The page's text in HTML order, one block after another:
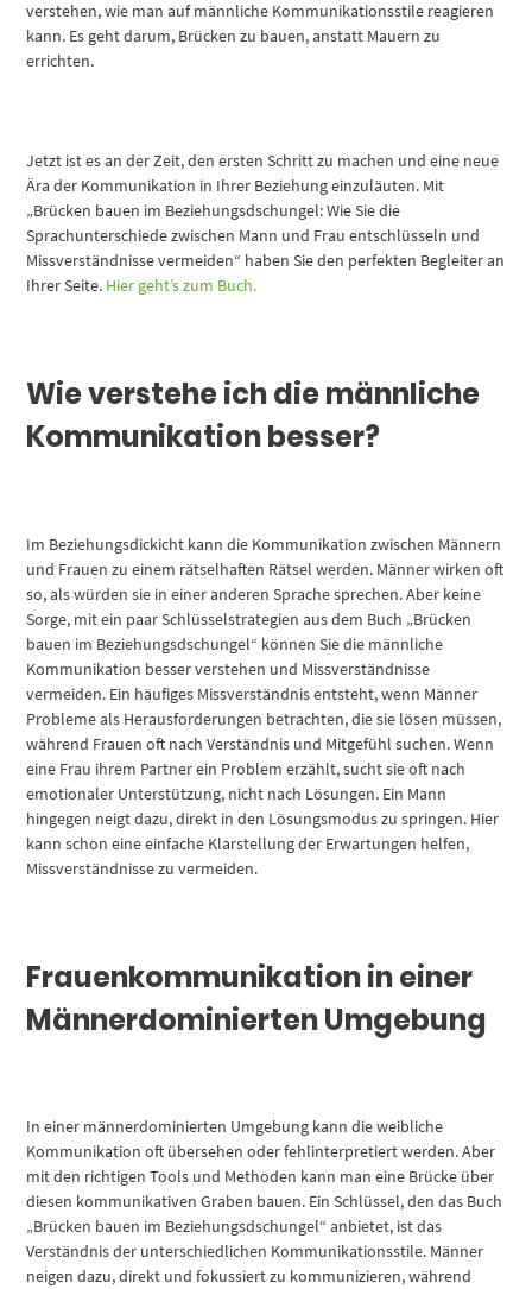
verstehen, wie man auf männliche Kommunikationsstile reagieren
kann. Es geht darum, Brücken zu bauen, anstatt Mauern zu
errichten.
Jetzt ist es an der Zeit, den ersten Schritt zu machen und eine neue
Ära der Kommunikation in Ihrer Beziehung einzuläuten. Mit
„Brücken bauen im Beziehungsdschungel: Wie Sie die
Sprachunterschiede zwischen Mann und Frau entschlüsseln und
Missverständnisse vermeiden“ haben Sie den perfekten Begleiter an
Ihrer Seite. Hier geht’s zum Buch.
Wie verstehe ich die männliche
Kommunikation besser?
Im Beziehungsdickicht kann die Kommunikation zwischen Männern
und Frauen zu einem rätselhaften Rätsel werden. Männer wirken oft
so, als würden sie in einer anderen Sprache sprechen. Aber keine
Sorge, mit ein paar Schlüsselstrategien aus dem Buch „Brücken
bauen im Beziehungsdschungel“ können Sie die männliche
Kommunikation besser verstehen und Missverständnisse
vermeiden. Ein häufiges Missverständnis entsteht, wenn Männer
Probleme als Herausforderungen betrachten, die sie lösen müssen,
während Frauen oft nach Verständnis und Mitgefühl suchen. Wenn
eine Frau ihrem Partner ein Problem erzählt, sucht sie oft nach
emotionaler Unterstützung, nicht nach Lösungen. Ein Mann
hingegen neigt dazu, direkt in den Lösungsmodus zu springen. Hier
kann schon eine einfache Klarstellung der Erwartungen helfen,
Missverständnisse zu vermeiden.
Frauenkommunikation in einer
Männerdominierten Umgebung
In einer männerdominierten Umgebung kann die weibliche
Kommunikation oft übersehen oder fehlinterpretiert werden. Aber
mit den richtigen Tools und Methoden kann man eine Brücke über
diesen kommunikativen Graben bauen. Ein Schlüssel, den das Buch
„Brücken bauen im Beziehungsdschungel“ anbietet, ist das
Verständnis der unterschiedlichen Kommunikationsstile. Männer
neigen dazu, direkt und fokussiert zu kommunizieren, während